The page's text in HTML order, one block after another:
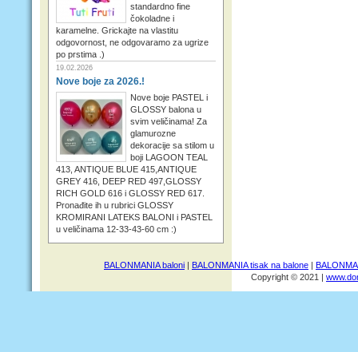
standardno fine
čokoladne i
karamelne. Grickajte na vlastitu
odgovornost, ne odgovaramo za ugrize
po prstima .)
19.02.2026
Nove boje za 2026.!
Nove boje PASTEL i
GLOSSY balona u
svim veličinama! Za
glamurozne
dekoracije sa stilom u
boji LAGOON TEAL
413, ANTIQUE BLUE 415,ANTIQUE
GREY 416, DEEP RED 497,GLOSSY
RICH GOLD 616 i GLOSSY RED 617.
Pronađite ih u rubrici GLOSSY
KROMIRANI LATEKS BALONI i PASTEL
u veličinama 12-33-43-60 cm :)
BALONMANIA baloni | BALONMANIA tisak na balone |
Copyright © 2021 |